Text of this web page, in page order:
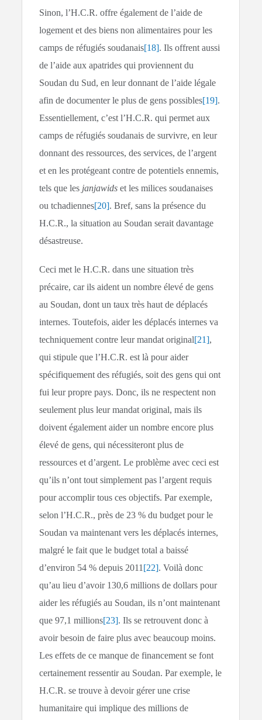
Sinon, l’H.C.R. offre également de l’aide de
logement et des biens non alimentaires pour les
camps de réfugiés soudanais[18]. Ils offrent aussi
de l’aide aux apatrides qui proviennent du
Soudan du Sud, en leur donnant de l’aide légale
afin de documenter le plus de gens possibles[19].
Essentiellement, c’est l’H.C.R. qui permet aux
camps de réfugiés soudanais de survivre, en leur
donnant des ressources, des services, de l’argent
et en les protégeant contre de potentiels ennemis,
tels que les janjawids et les milices soudanaises
ou tchadiennes[20]. Bref, sans la présence du
H.C.R., la situation au Soudan serait davantage
désastreuse.
Ceci met le H.C.R. dans une situation très
précaire, car ils aident un nombre élevé de gens
au Soudan, dont un taux très haut de déplacés
internes. Toutefois, aider les déplacés internes va
techniquement contre leur mandat original[21],
qui stipule que l’H.C.R. est là pour aider
spécifiquement des réfugiés, soit des gens qui ont
fui leur propre pays. Donc, ils ne respectent non
seulement plus leur mandat original, mais ils
doivent également aider un nombre encore plus
élevé de gens, qui nécessiteront plus de
ressources et d’argent. Le problème avec ceci est
qu’ils n’ont tout simplement pas l’argent requis
pour accomplir tous ces objectifs. Par exemple,
selon l’H.C.R., près de 23 % du budget pour le
Soudan va maintenant vers les déplacés internes,
malgré le fait que le budget total a baissé
d’environ 54 % depuis 2011 [22]. Voilà donc
qu’au lieu d’avoir 130,6 millions de dollars pour
aider les réfugiés au Soudan, ils n’ont maintenant
que 97,1 millions[23]. Ils se retrouvent donc à
avoir besoin de faire plus avec beaucoup moins.
Les effets de ce manque de financement se font
certainement ressentir au Soudan. Par exemple, le
H.C.R. se trouve à devoir gérer une crise
humanitaire qui implique des millions de